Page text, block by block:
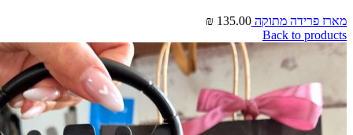
מארז פרידה מתוקה 135.00
₪
Back to products